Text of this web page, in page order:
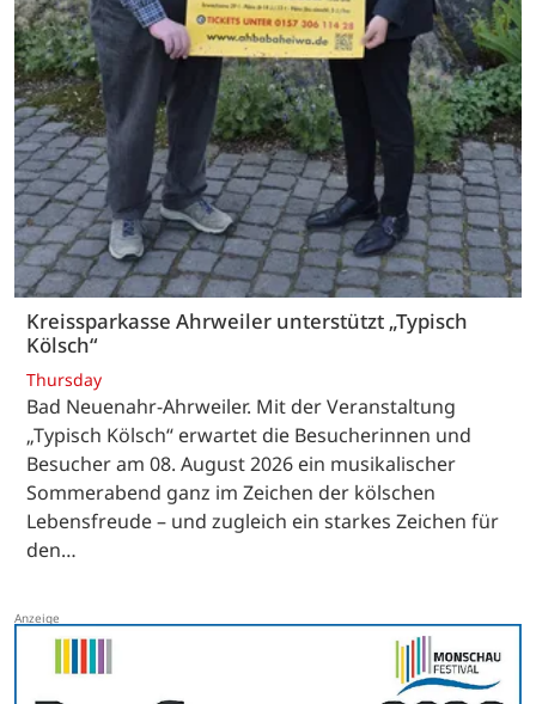
Kreissparkasse Ahrweiler unterstützt „Typisch
Kölsch“
Thursday
Bad Neuenahr-Ahrweiler. Mit der Veranstaltung
„Typisch Kölsch“ erwartet die Besucherinnen und
Besucher am 08. August 2026 ein musikalischer
Sommerabend ganz im Zeichen der kölschen
Lebensfreude – und zugleich ein starkes Zeichen für
den…